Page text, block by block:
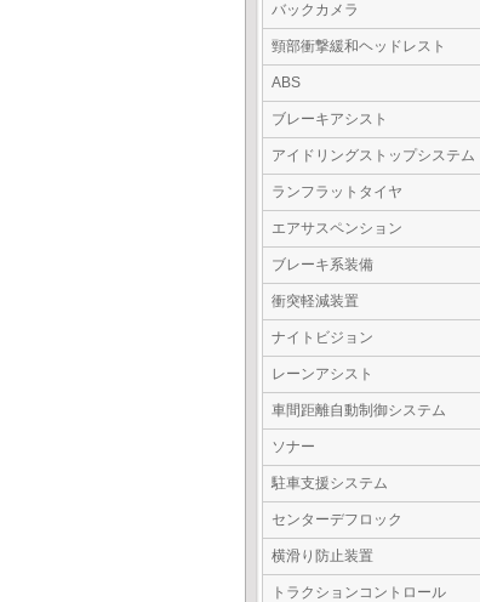
バックカメラ
頸部衝撃緩和ヘッドレスト
ABS
ブレーキアシスト
アイドリングストップシステム
ランフラットタイヤ
エアサスペンション
ブレーキ系装備
衝突軽減装置
ナイトビジョン
レーンアシスト
車間距離自動制御システム
ソナー
駐車支援システム
センターデフロック
横滑り防止装置
トラクションコントロール